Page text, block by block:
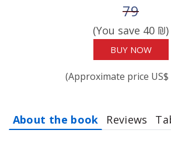
Price
79
(You save 40 ₪)
BUY NOW
(Approximate price US$
About the book Reviews